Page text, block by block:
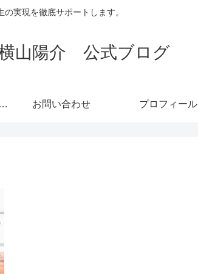
実現を徹底サポートします。
山陽介 公式ブログ
お問い合わせ プロフィール